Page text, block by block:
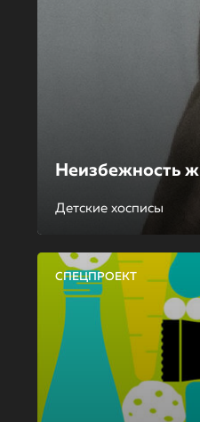
Неизбежность
Детские хосписы
СПЕЦПРОЕКТ